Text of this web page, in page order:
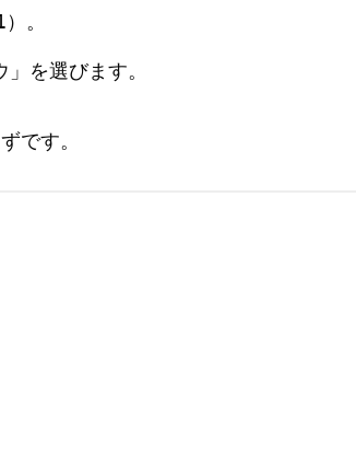
）。
を選びます。
です。